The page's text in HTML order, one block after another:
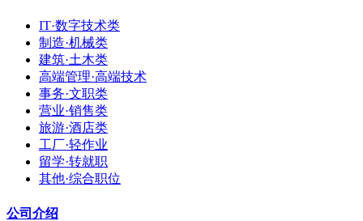
IT·数字技术类
制造·机械类
建筑·土木类
高端管理·高端技术
事务·文职类
营业·销售类
旅游·酒店类
工厂·轻作业
留学·转就职
其他·综合职位
公司介绍